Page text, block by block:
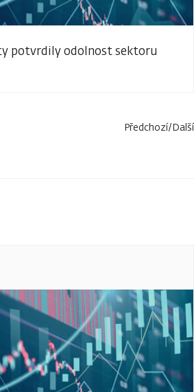
potvrdily odolnost sektoru
Předchozí/Další